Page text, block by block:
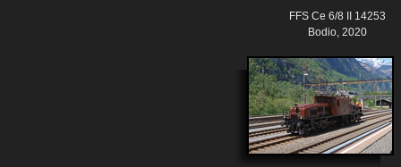
FFS Ce 6/8 II 14253
Bodio, 2020